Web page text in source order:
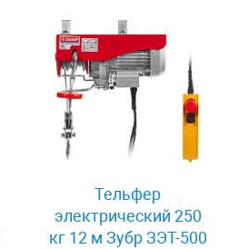
Тельфер
электрический 250
кг 12 м Зубр ЗЭТ-500